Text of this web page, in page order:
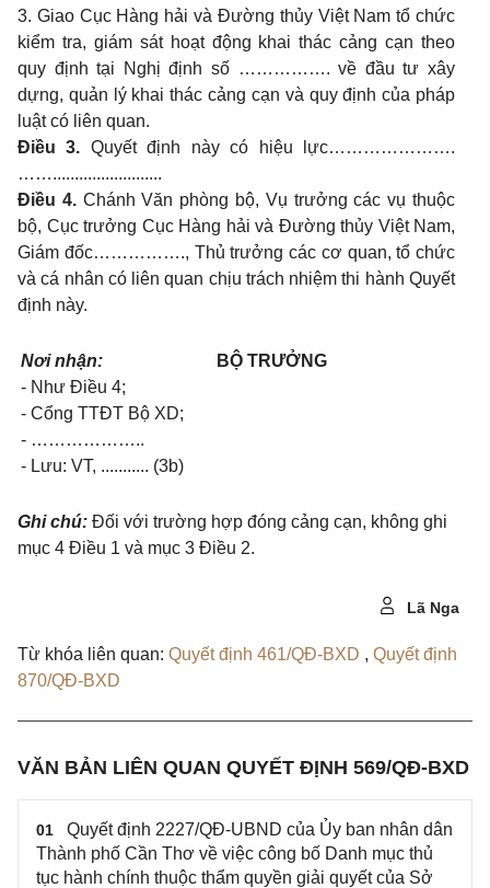
3. Giao Cục Hàng hải và Đường thủy Việt Nam tổ chức
kiểm tra, giám sát hoạt động khai thác cảng cạn theo
quy định tại Nghị định số ……………. về đầu tư xây
dựng, quản lý khai thác cảng cạn và quy định của pháp
luật có liên quan.
Điều 3. Quyết định này có hiệu lực………………….
…….........................
Điều 4. Chánh Văn phòng bộ, Vụ trưởng các vụ thuộc
bộ, Cục trưởng Cục Hàng hải và Đường thủy Việt Nam,
Giám đốc……………., Thủ trưởng các cơ quan, tổ chức
và cá nhân có liên quan chịu trách nhiệm thi hành Quyết
định này.
Nơi nhận:
- Như Điều 4;
- Cổng TTĐT Bộ XD;
- ………………..
- Lưu: VT, ........... (3b)
BỘ TRƯỞNG
Ghi chú: Đối với trường hợp đóng cảng cạn, không ghi
mục 4 Điều 1 và mục 3 Điều 2.
Lã Nga
Từ khóa liên quan: Quyết định 461/QĐ-BXD , Quyết định
870/QĐ-BXD
VĂN BẢN LIÊN QUAN QUYẾT ĐỊNH 569/QĐ-BXD
01
Quyết định 2227/QĐ-UBND của Ủy ban nhân dân
Thành phố Cần Thơ về việc công bố Danh mục thủ
tục hành chính thuộc thẩm quyền giải quyết của Sở